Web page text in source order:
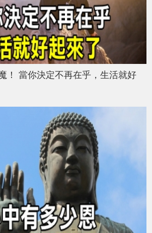
！ 當你決定不再在乎，生活就好